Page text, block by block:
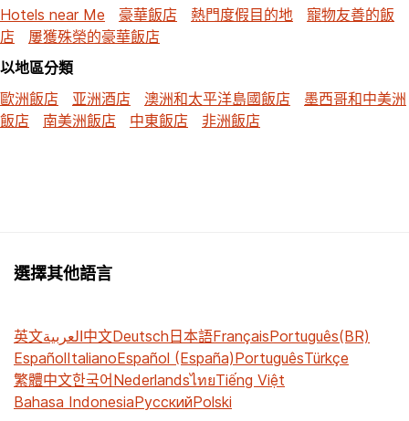
Hotels near Me
豪華飯店 熱門度假目的地
寵物友善的飯
店
屢獲殊榮的豪華飯店
以地區分類
歐洲飯店
亚洲酒店 澳洲和太平洋島國飯店
墨西哥和中美洲
飯店
南美洲飯店 中東飯店 非洲飯店
選擇其他語言
英文العربية中文Deutsch日本語FrançaisPortuguês(BR)
EspañolItalianoEspañol (España)PortuguêsTürkçe
繁體中文한국어NederlandsไทยTiếng Việt
Bahasa IndonesiaРусскийPolski